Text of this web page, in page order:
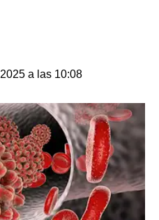
a las 10:08